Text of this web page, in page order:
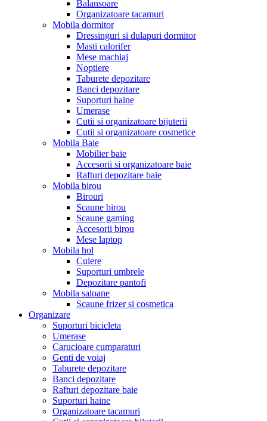
Balansoare
Organizatoare tacamuri
Mobila dormitor
Dressinguri si dulapuri dormitor
Masti calorifer
Mese machiaj
Noptiere
Taburete depozitare
Banci depozitare
Suporturi haine
Umerase
Cutii si organizatoare bijuterii
Cutii si organizatoare cosmetice
Mobila Baie
Mobilier baie
Accesorii si organizatoare baie
Rafturi depozitare baie
Mobila birou
Birouri
Scaune birou
Scaune gaming
Accesorii birou
Mese laptop
Mobila hol
Cuiere
Suporturi umbrele
Depozitare pantofi
Mobila saloane
Scaune frizer si cosmetica
Organizare
Suporturi bicicleta
Umerase
Carucioare cumparaturi
Genti de voiaj
Taburete depozitare
Banci depozitare
Rafturi depozitare baie
Suporturi haine
Organizatoare tacamuri